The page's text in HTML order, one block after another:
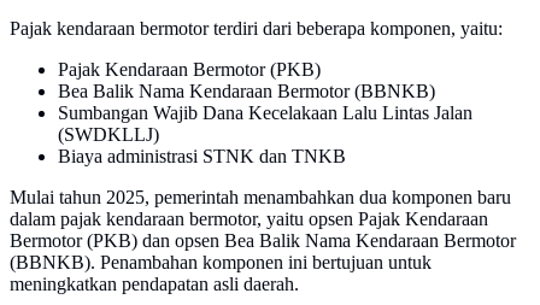
Pajak kendaraan bermotor terdiri dari beberapa komponen, yaitu:
Pajak Kendaraan Bermotor (PKB)
Bea Balik Nama Kendaraan Bermotor (BBNKB)
Sumbangan Wajib Dana Kecelakaan Lalu Lintas Jalan
(SWDKLLJ)
Biaya administrasi STNK dan TNKB
Mulai tahun 2025, pemerintah menambahkan dua komponen baru
dalam pajak kendaraan bermotor, yaitu opsen Pajak Kendaraan
Bermotor (PKB) dan opsen Bea Balik Nama Kendaraan Bermotor
(BBNKB). Penambahan komponen ini bertujuan untuk
meningkatkan pendapatan asli daerah.